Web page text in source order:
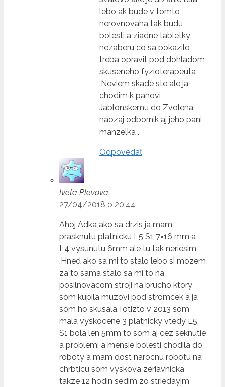
lebo ak bude v tomto
nerovnovaha tak budu
bolesti a ziadne tabletky
nezaberu co sa pokazilo
treba opravit pod dohladom
skuseneho fyzioterapeuta
.Neviem skade ste ale ja
chodim k panovi
Jablonskemu do Zvolena
naozaj odbornik aj jeho pani
manzelka .
Odpovedať
Iveta Plevova
27/04/2018 o 20:44
Ahoj Adka ako sa drzis ja mam
prasknutu platnicku L5 S1 7×16 mm a
L4 vysunutu 6mm ale tu tak neriesim
.Hned ako sa mi to stalo lebo si mozem
za to sama stalo sa mi to na
posilnovacom stroji na brucho ktory
som kupila muzovi pod stromcek a ja
som ho skusala.Totizto v 2013 som
mala vyskocene 3 platnicky vtedy L5
S1 bola len 5mm to som aj cez seknutie
a problemi a mensie bolesti chodila do
roboty a mam dost narocnu robotu na
chrbticu som vyskova zeriavnicka
takze 12 hodin sedim zo striedayim